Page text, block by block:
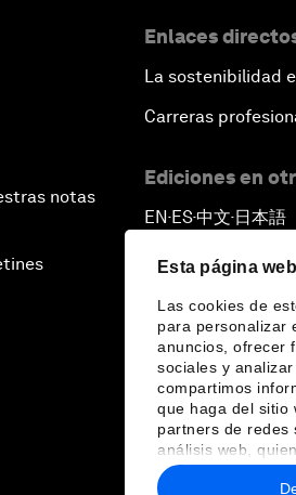
Esta página
Las cookies de
para personalizar
anuncios, ofrecer
sociales y
compartimos
que haga del sitio
partners de redes
análisis web,
combinarla con
haya
notas
Enlaces
La sostenibilidad
Carreras
Ediciones en
EN ▪ES▪中文▪ 日本語